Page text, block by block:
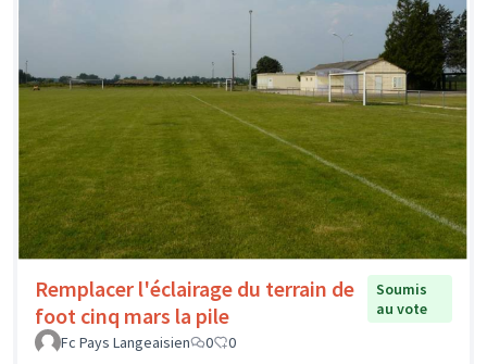
Remplacer l'éclairage du terrain de
foot cinq mars la pile
Soumis
au vote
Fc Pays Langeaisien
0 0